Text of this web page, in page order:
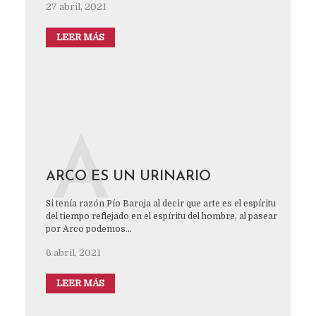
27 abril, 2021
LEER MÁS
ARCO ES UN URINARIO
Si tenía razón Pío Baroja al decir que arte es el espíritu
del tiempo reflejado en el espíritu del hombre, al pasear
por Arco podemos...
6 abril, 2021
A
LEER MÁS